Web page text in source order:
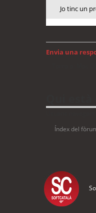
Jo tinc un
Envia una
Índex del